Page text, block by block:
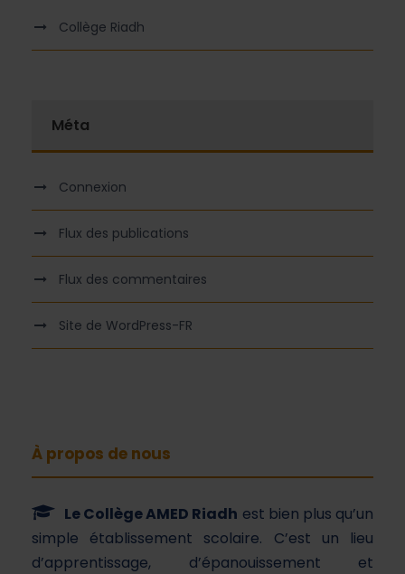
Collège Riadh
Méta
Connexion
Flux des publications
Flux des commentaires
Site de WordPress-FR
À propos de nous
Le Collège AMED Riadh est bien plus qu’un
simple établissement scolaire. C’est un lieu
d’apprentissage, d’épanouissement et